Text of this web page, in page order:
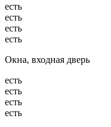
есть
есть
есть
есть
Окна, входная дверь
есть
есть
есть
есть